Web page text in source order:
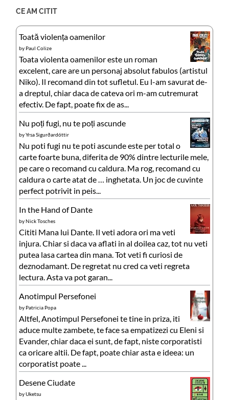
CE AM CITIT
Toată violența oamenilor
by Paul Colize
Toata violenta oamenilor este un roman
excelent, care are un personaj absolut fabulos (artistul
Niko). Il recomand din tot sufletul. Eu l-am savurat de-
a dreptul, chiar daca de cateva ori m-am cutremurat
efectiv. De fapt, poate fix de as...
Nu poți fugi, nu te poți ascunde
byYrsa Sigurðardóttir
Nu poti fugi nu te poti ascunde este per total o
carte foarte buna, diferita de 90% dintre lecturile mele,
pe care o recomand cu caldura. Ma rog, recomand cu
caldura o carte atat de … inghetata. Un joc de cuvinte
perfect potrivit in peis...
In the Hand of Dante
byNick Tosches
Cititi Mana lui Dante. Il veti adora ori ma veti
injura. Chiar si daca va aflati in al doilea caz, tot nu veti
putea lasa cartea din mana. Tot veti fi curiosi de
deznodamant. De regretat nu cred ca veti regreta
lectura. Asta va pot garan...
Anotimpul Persefonei
by Patricia Popa
Altfel, Anotimpul Persefonei te tine in priza, iti
aduce multe zambete, te face sa empatizezi cu Eleni si
Evander, chiar daca ei sunt, de fapt, niste corporatisti
ca oricare altii. De fapt, poate chiar asta e ideea: un
corporatist poate ...
Desene Ciudate
byUketsu